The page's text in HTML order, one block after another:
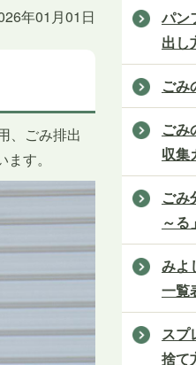
年01月01日
、ごみ排出
す。
パン
出し
ごみ
ごみ
収集
ごみ
～る
みよ
一覧
スプ
捨て